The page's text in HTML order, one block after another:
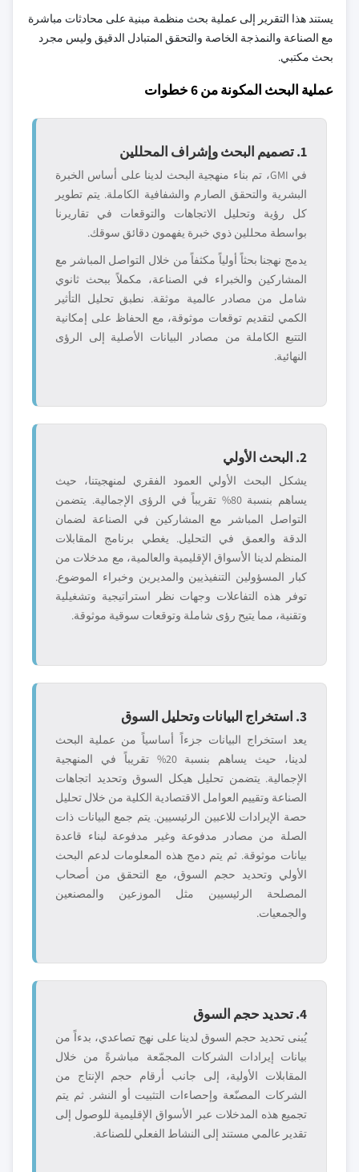
يستند هذا التقرير إلى عملية بحث منظمة مبنية على محادثات مباشرة
مع الصناعة والنمذجة الخاصة والتحقق المتبادل الدقيق وليس مجرد
بحث مكتبي.
عملية البحث المكونة من 6 خطوات
1. تصميم البحث وإشراف المحللين
في GMI، تم بناء منهجية البحث لدينا على أساس الخبرة
البشرية والتحقق الصارم والشفافية الكاملة. يتم تطوير
كل رؤية وتحليل الاتجاهات والتوقعات في تقاريرنا
بواسطة محللين ذوي خبرة يفهمون دقائق سوقك.
يدمج نهجنا بحثاً أولياً مكثفاً من خلال التواصل المباشر مع
المشاركين والخبراء في الصناعة، مكملاً ببحث ثانوي
شامل من مصادر عالمية موثقة. نطبق تحليل التأثير
الكمي لتقديم توقعات موثوقة، مع الحفاظ على إمكانية
التتبع الكاملة من مصادر البيانات الأصلية إلى الرؤى
النهائية.
2. البحث الأولي
يشكل البحث الأولي العمود الفقري لمنهجيتنا، حيث
يساهم بنسبة 80% تقريباً في الرؤى الإجمالية. يتضمن
التواصل المباشر مع المشاركين في الصناعة لضمان
الدقة والعمق في التحليل. يغطي برنامج المقابلات
المنظم لدينا الأسواق الإقليمية والعالمية، مع مدخلات من
كبار المسؤولين التنفيذيين والمديرين وخبراء الموضوع.
توفر هذه التفاعلات وجهات نظر استراتيجية وتشغيلية
وتقنية، مما يتيح رؤى شاملة وتوقعات سوقية موثوقة.
3. استخراج البيانات وتحليل السوق
يعد استخراج البيانات جزءاً أساسياً من عملية البحث
لدينا، حيث يساهم بنسبة 20% تقريباً في المنهجية
الإجمالية. يتضمن تحليل هيكل السوق وتحديد اتجاهات
الصناعة وتقييم العوامل الاقتصادية الكلية من خلال تحليل
حصة الإيرادات للاعبين الرئيسيين. يتم جمع البيانات ذات
الصلة من مصادر مدفوعة وغير مدفوعة لبناء قاعدة
بيانات موثوقة. ثم يتم دمج هذه المعلومات لدعم البحث
الأولي وتحديد حجم السوق، مع التحقق من أصحاب
المصلحة الرئيسيين مثل الموزعين والمصنعين
والجمعيات.
4. تحديد حجم السوق
يُبنى تحديد حجم السوق لدينا على نهج تصاعدي، بدءاً من
بيانات إيرادات الشركات المجمّعة مباشرةً من خلال
المقابلات الأولية، إلى جانب أرقام حجم الإنتاج من
الشركات المصنّعة وإحصاءات التثبيت أو النشر. ثم يتم
تجميع هذه المدخلات عبر الأسواق الإقليمية للوصول إلى
تقدير عالمي مستند إلى النشاط الفعلي للصناعة.